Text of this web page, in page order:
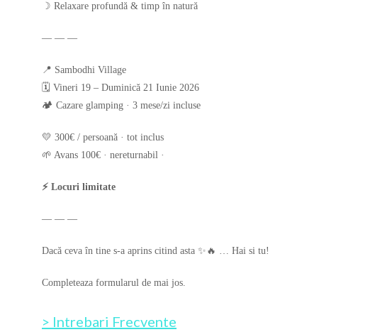
☽ Relaxare profundă & timp în natură
— — —
📍 Sambodhi Village
🗓️ Vineri 19 – Duminică 21 Iunie 2026
🏕️ Cazare glamping · 3 mese/zi incluse
💛 300€ / persoană · tot inclus
🌱 Avans 100€ · nereturnabil ·
⚡ Locuri limitate
— — —
Dacă ceva în tine s-a aprins citind asta ✨️🔥 … Hai si tu!
Completeaza formularul de mai jos.
> Intrebari Frecvente